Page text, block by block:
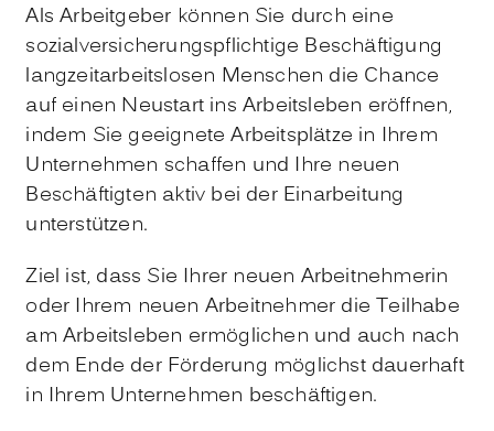
Als Arbeitgeber können Sie durch eine
sozialversicherungspflichtige Beschäftigung
langzeitarbeitslosen Menschen die Chance
auf einen Neustart ins Arbeitsleben eröffnen,
indem Sie geeignete Arbeitsplätze in Ihrem
Unternehmen schaffen und Ihre neuen
Beschäftigten aktiv bei der Einarbeitung
unterstützen.
Ziel ist, dass Sie Ihrer neuen Arbeitnehmerin
oder Ihrem neuen Arbeitnehmer die Teilhabe
am Arbeitsleben ermöglichen und auch nach
dem Ende der Förderung möglichst dauerhaft
in Ihrem Unternehmen beschäftigen.